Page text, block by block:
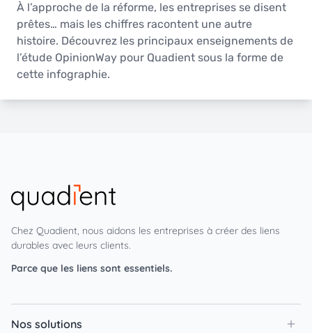
À l’approche de la réforme, les entreprises se disent
prêtes… mais les chiffres racontent une autre
histoire. Découvrez les principaux enseignements de
l’étude OpinionWay pour Quadient sous la forme de
cette infographie.
Chez Quadient, nous aidons les entreprises à créer des liens
durables avec leurs clients.
Parce que les liens sont essentiels.
Nos solutions